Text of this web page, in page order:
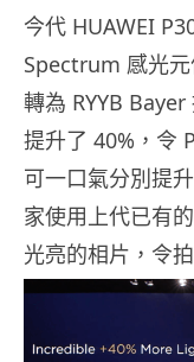
今代 HUAWEI
Spectrum 感光
轉為 RYYB
提升了 40%，令
可一口氣分別提
家使用上代已有
光亮的相片，令